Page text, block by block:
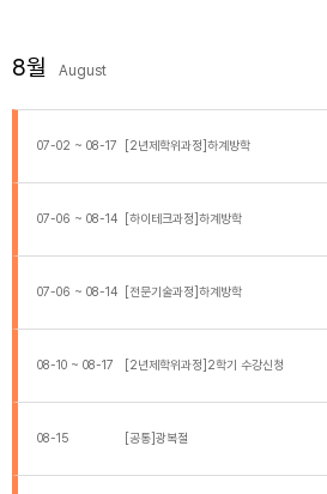
8월 August
07-02 ~ 08-17 [2년제학위과정]하계방학
07-06 ~ 08-14 [하이테크과정]하계방학
07-06 ~ 08-14 [전문기술과정]하계방학
08-10 ~ 08-17 [2년제학위과정]2학기 수강신청
08-15 [공통]광복절